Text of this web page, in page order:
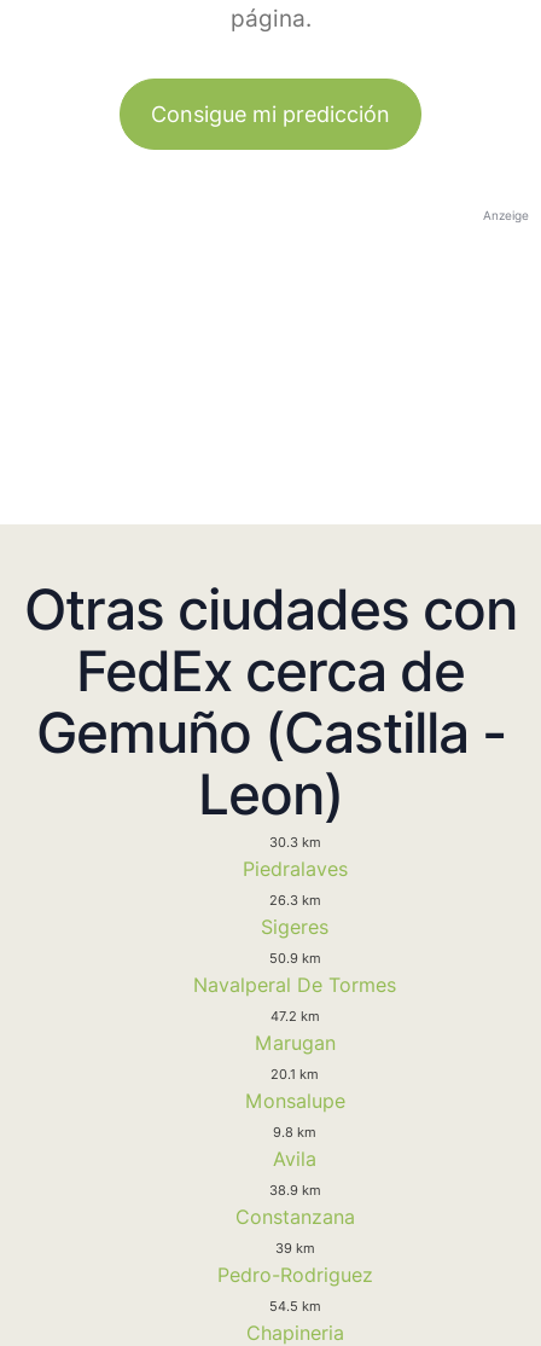
página.
Consigue mi predicción
Anzeige
Otras ciudades con
FedEx cerca de
Gemuño (Castilla -
Leon)
30.3 km
Piedralaves
26.3 km
Sigeres
50.9 km
Navalperal De Tormes
47.2 km
Marugan
20.1 km
Monsalupe
9.8 km
Avila
38.9 km
Constanzana
39 km
Pedro-Rodriguez
54.5 km
Chapineria